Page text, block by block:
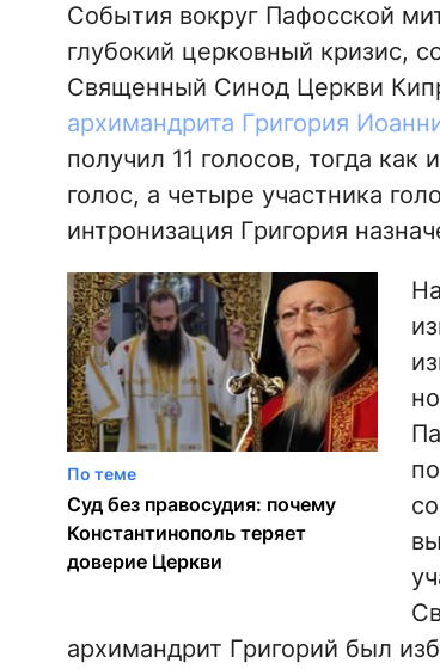
События вокруг Пафосской
глубокий церковный кризис,
Священный Синод Церкви
архимандрита Григория
получил 11 голосов, тогда
голос, а четыре участника
интронизация Григория
По теме
Суд без правосудия: почему
Константинополь теряет
доверие Церкви
архимандрит Григорий был